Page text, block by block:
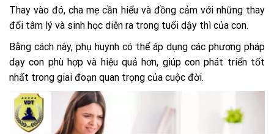
Thay vào đó, cha mẹ cần hiểu và đồng cảm với những thay
đổi tâm lý và sinh học diễn ra trong tuổi dậy thì của con.
Bằng cách này, phụ huynh có thể áp dụng các phương pháp
dạy con phù hợp và hiệu quả hơn, giúp con phát triển tốt
nhất trong giai đoạn quan trọng của cuộc đời.